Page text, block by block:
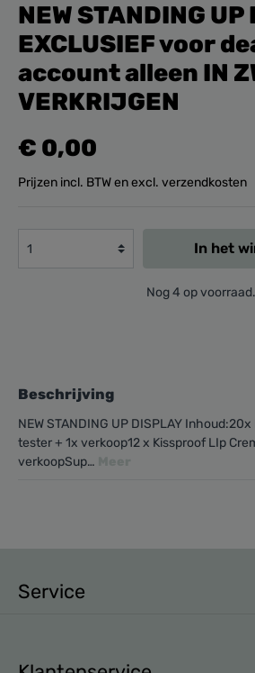
NEW STANDING UP
EXCLUSIEF voor
account alleen IN
VERKRIJGEN
€ 0,00
Prijzen incl. BTW en excl. verzendkosten
In het
Nog 4 op voorraad.
Beschrijving
NEW STANDING UP DISPLAY
tester + 1x verkoop12 x Kissproof LIp
verkoopSup…
Service